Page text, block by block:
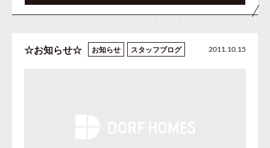
☆お知らせ☆ お知らせ スタッフブログ 2011.10.15